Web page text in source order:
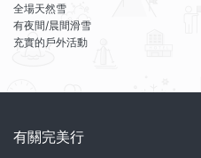
全場天然雪
有夜間/晨間滑雪
充實的戶外活動
有關完美行